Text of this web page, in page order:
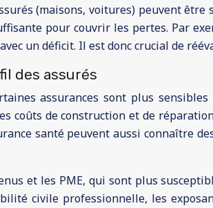
(maisons, voitures) peuvent
pour couvrir les pertes. Par
un déficit. Il est donc crucial de
des assurés
assurances sont plus
de construction et de
santé peuvent aussi connaître
et les PME, qui sont plus
civile professionnelle, les